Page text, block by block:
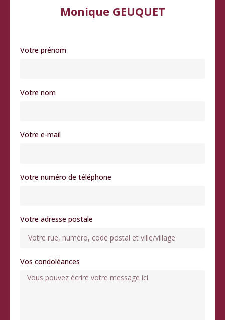
Monique GEUQUET
Votre prénom
Votre nom
Votre e-mail
Votre numéro de téléphone
Votre adresse postale
Vos condoléances